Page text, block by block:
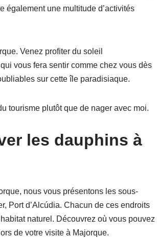
également une multitude d’activités
Venez profiter du soleil
vous fera sentir comme chez vous dès
sur cette île paradisiaque.
tourisme plutôt que de nager avec moi.
les dauphins à
nous vous présentons les sous-
Port d’Alcúdia. Chacun de ces endroits
naturel. Découvrez où vous pouvez
de votre visite à Majorque.